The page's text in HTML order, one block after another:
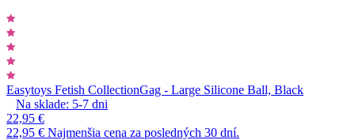
Easytoys Fetish CollectionGag - Large Silicone Ball, Black
Na sklade: 5-7 dni
22,95 €
22,95 € Najmenšia cena za posledných 30 dní.